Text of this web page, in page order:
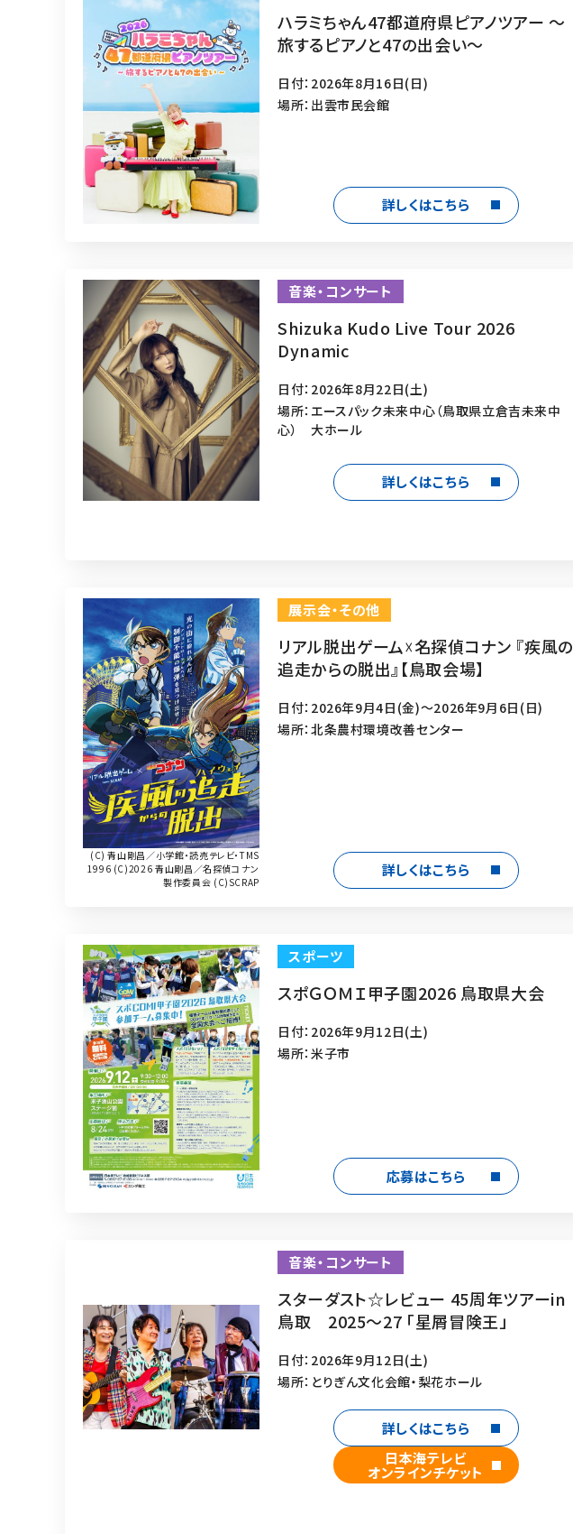
ハラミちゃん47都道府県ピアノツアー 〜
旅するピアノと47の出会い〜
日付：2026年8月16日(日)
場所：出雲市民会館
詳しくはこちら
音楽・コンサート
Shizuka Kudo Live Tour 2026
Dynamic
日付：2026年8月22日(土)
場所：エースパック未来中心（鳥取県立倉吉未来中
心） 大ホール
詳しくはこちら
(C) 青山剛昌／小学館・読売テレビ・TMS
1996 (C)2026 青山剛昌／名探偵コナン
製作委員会 (C)SCRAP
展示会・その他
リアル脱出ゲーム☓名探偵コナン 『疾風の
追走からの脱出』【鳥取会場】
日付：2026年9月4日(金)～2026年9月6日(日)
場所：北条農村環境改善センター
詳しくはこちら
スポーツ
スポＧＯＭＩ甲子園2026 鳥取県大会
日付：2026年9月12日(土)
場所：米子市
応募はこちら
音楽・コンサート
スターダスト☆レビュー 45周年ツアーin
鳥取 2025～27 「星屑冒険王」
日付：2026年9月12日(土)
場所：とりぎん文化会館・梨花ホール
詳しくはこちら
日本海テレビ
オンラインチケット